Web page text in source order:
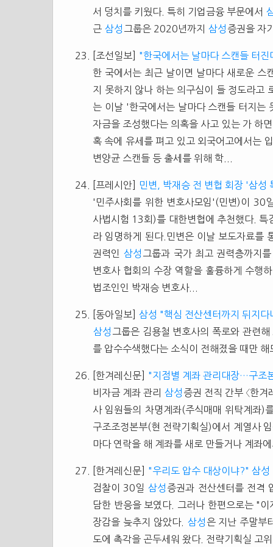
서 덩치를 키웠다. 특히 기업금융 부문에서
근 삼성 그룹은 2020년까지 삼성 증권을 자
[조선일보]
"한국에서는 날마다 스캔들 터
한 국에서는 최근 날이면 날마다 새로운 스
지 못하지 않나 하는 의구심이 들 정도라고
는 이날 '한국에서는 날마다 스캔들 터지는
자금을 조성했다는 의혹을 사고 있는 가 하
혹 속에 유세를 펴고 있고 외국어고에서는
변양균 스캔들 등 출세를 위해 학...
[프레시안]
민변, 박재승 전 변협 회장 '삼성
'민주사회를 위한 변호사모임'(민변)이 30
사법시험 13회)를 대한변협에 추천했다.
라 임명하게 된다.민변은 이날 보도자료를
권력인 삼성 그룹과 국가 최고 권력층까지
변호사 협회의 수장 역할을 훌륭하게 수행
법조인인 박재승 변호사...
[동아일보] 삼성 "핵심 전산센터까지 뒤지
삼성 그룹은 김용철 변호사의 폭로와 관련
를 압수수색했다는 소식이 전해졌을 때만 해
[한겨레신문]
"지점별 계좌 관리대장…구조
비자금 계좌 관리 삼성 증권 전직 간부 〈한겨
사 임원들의 차명계좌(주식매매 위탁계좌)
구조조정본부(현 전략기획실)에서 계열사
마다 연락을 해 계좌를 새로 만들거나 계좌
[한겨레신문]
"우리도 압수 대상이냐?" 삼성
검찰이 30일 삼성 증권과 전산센터를 전격
담한 반응을 보였다. 그러나 한편으로는 "
장감을 늦추지 않았다. 삼성 은 지난 주말부
도에 촉각을 곤두세워 왔다. 전략기획실 고